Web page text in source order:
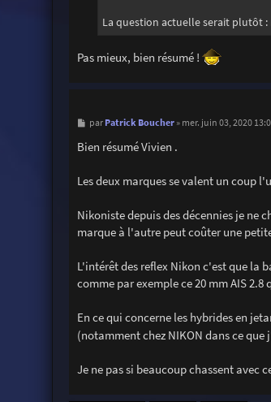
La question actuelle serait plutôt
Pas mieux, bien résumé !
M
s
s
e
par Patrick Boucher» mer. juin 03, 2020
Bien résumé Vivien .
Les deux marques se valent un coup
Nikoniste depuis des décennies je ne
marque à l'autre peut coûter une
L'intérêt des reflex Nikon c'est que la
comme par exemple ce 20 mm AIS
En ce qui concerne les hybrides en
(notamment chez NIKON dans ce
Je ne pas si beaucoup chassent avec